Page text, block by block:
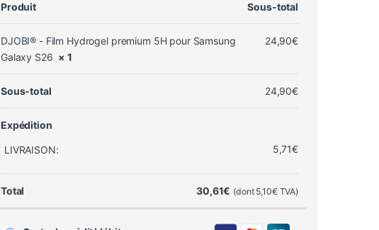
Produit Sous-total
DJOBI® - Film Hydrogel premium 5H pour Samsung
Galaxy S26 × 1
24,90€
Sous-total 24,90€
Expédition
LIVRAISON: 5,71€
Total 30,61€ (dont 5,10€TVA)